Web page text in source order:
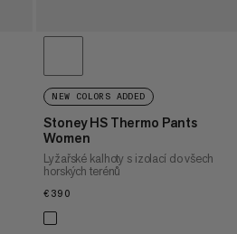
NEW COLORS ADDED
Stoney HS Thermo Pants
Women
Lyžařské kalhoty s izolací do všech
horských terénů
€390